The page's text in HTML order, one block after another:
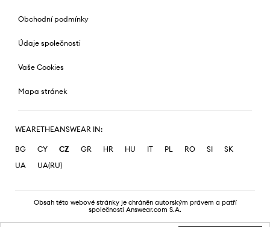
Obchodní podmínky
Údaje společnosti
Vaše Cookies
Mapa stránek
WEARETHEANSWEAR IN:
BG CY CZ GR HR HU IT PL RO SI
SK
UA
UA(RU)
Obsah této webové stránky je chráněn autorským právem a patří
společnosti Answear.com S.A.